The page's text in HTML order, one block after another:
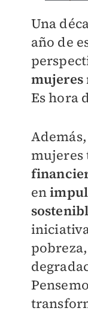
Una
año de
mujeres
Es hora
mujeres
en